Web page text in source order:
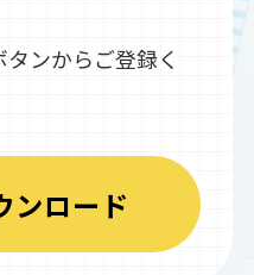
ンからご登録く
ンロード